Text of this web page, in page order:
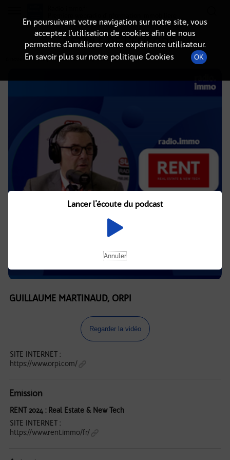
DÉTAILS DE L'ÉPISODE
6 novembre 2024à 10h02, durée : 19 minutes
GUILLAUME MARTINAUD, ORPI
Regarder la vidéo
SITE INTERNET :
https://www.orpi.com/
Emission
RENT 2024 : Real Estate & New Tech
SITE INTERNET :
https://www.rent.immo/fr/
En poursuivant votre navigation sur notre site, vous
acceptez l’utilisation de cookies afin de nous
permettre d’améliorer votre expérience utilisateur.
En savoir plus sur notre politique Cookies
OK
Lancer l'écoute du podcast
Annuler